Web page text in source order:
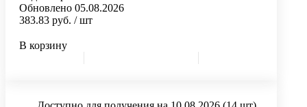
Обновлено 05.08.2026
383.83 руб. / шт
В корзину